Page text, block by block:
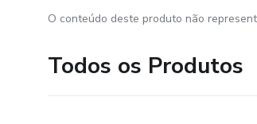
O conteúdo deste produto não
Todos os Produtos